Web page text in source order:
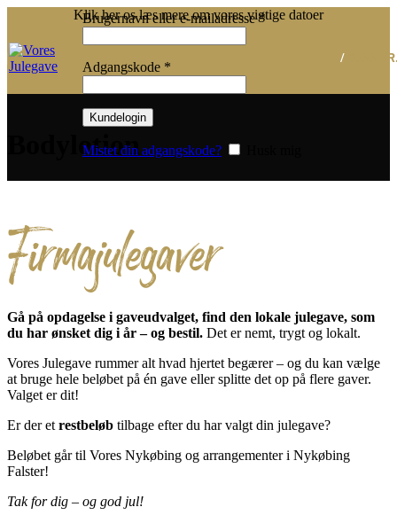
Klik her os læs mere om vores vigtige datoer
Brugernavn eller e-mailadresse*Påkrævet
Adgangskode *
Kundelogin
Mistet din adgangskode?
/
Bodylotion
Firmajulegaver
Gå på opdagelse i gaveudvalget, find den lokale julegave, som
du har ønsket dig i år – og bestil. Det er nemt, trygt og lokalt.
Vores Julegave rummer alt hvad hjertet begærer – og du kan vælge
at bruge hele beløbet på én gave eller splitte det op på flere gaver.
Valget er dit!
Er der et restbeløb tilbage efter du har valgt din julegave?
Beløbet går til Vores Nykøbing og arrangementer i Nykøbing
Falster!
Tak for dig – og god jul!